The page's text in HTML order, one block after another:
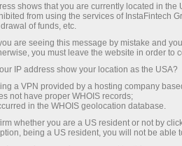
13.05.2026:
Форекс: Цены в
Кевин Уорш
главой ФРС.
мая
shows that you are currently located in the
from using the services of InstaFintech
of funds, etc.
are seeing this message by mistake and
you must leave the website in order to
IP address show your location as the USA?
a VPN provided by a hosting company
not have proper WHOIS records;
in the WHOIS geolocation database.
whether you are a US resident or not by
being a US resident, you will not be able